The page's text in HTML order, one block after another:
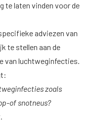
te laten vinden voor de
adviezen van
te stellen aan de
van luchtweginfecties.
zoals
of snotneus?